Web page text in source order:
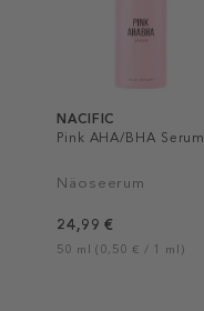
NACIFIC
Pink AHA/BHA Serum
Näoseerum
24,99 €
50 ml (0,50 € / 1 ml)